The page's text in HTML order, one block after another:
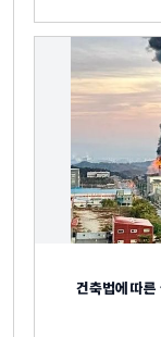
건축법에 따른